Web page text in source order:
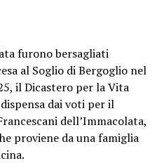
furono bersagliati
al Soglio di Bergoglio nel
il Dicastero per la Vita
dai voti per il
dell’Immacolata,
proviene da una famiglia